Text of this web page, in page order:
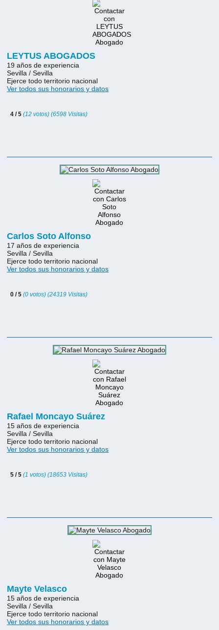
LEYTUS ABOGADOS
19 años de experiencia
Sevilla / Sevilla
Ejerce todo territorio nacional
Ver todos sus honorarios y datos
4 / 5(12 votos) (6598 Visitas)
Carlos Soto Alfonso
17 años de experiencia
Sevilla / Sevilla
Ejerce todo territorio nacional
Ver todos sus honorarios y datos
0 / 5(0 votos) (24319 Visitas)
Rafael Moncayo Suárez
15 años de experiencia
Sevilla / Sevilla
Ejerce todo territorio nacional
Ver todos sus honorarios y datos
5 / 5(1 votos) (18653 Visitas)
Mayte Velasco
15 años de experiencia
Sevilla / Sevilla
Ejerce todo territorio nacional
Ver todos sus honorarios y datos